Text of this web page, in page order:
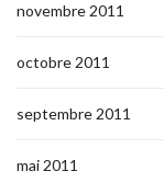
novembre 2011
octobre 2011
septembre 2011
mai 2011